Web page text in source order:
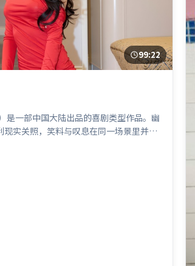
99:22
是一部中国大陆出品的喜剧类型作品。幽
现实关照，笑料与叹息在同一场景里并
进，最终在关键节点收束。由是枝裕和
锡、段奕宏，堺雅人等联袂出演。影片